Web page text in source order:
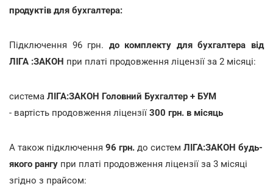
продуктів для бухгалтера:
Підключення 96 грн. до комплекту для бухгалтера від
ЛІГА :ЗАКОН при платі продовження ліцензії за 2 місяці:
система ЛІГА:ЗАКОН Головний Бухгалтер + БУМ
- вартість продовження ліцензії 300 грн. в місяць
А також підключення 96 грн. до систем ЛІГА:ЗАКОН будь-
якого рангу при платі продовження ліцензії за 3 місяці
згідно з прайсом: